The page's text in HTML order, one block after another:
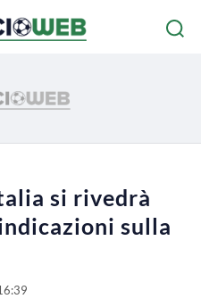
si rivedrà
sulla